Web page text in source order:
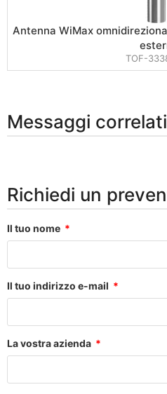
Antenna WiMax
TOF-
Messaggi correlati
Richiedi un
Il tuo nome
Il tuo indirizzo e-mail
La vostra azienda